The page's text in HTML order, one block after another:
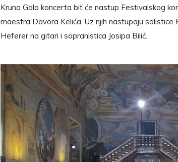
Kruna Gala koncerta bit će nastup Festivalskog
maestra Davora Kelića. Uz njih nastupaju solistice
Heferer na gitari i sopranistica Josipa Bilić.